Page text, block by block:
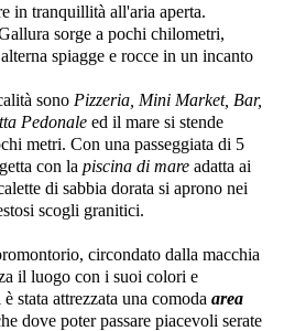
in tranquillità all'aria aperta.
sorge a pochi chilometri,
spiagge e rocce in un incanto
sono Pizzeria, Mini Market, Bar,
Pedonale ed il mare si stende
metri. Con una passeggiata di 5
con la piscina di mare adatta ai
di sabbia dorata si aprono nei
scogli granitici.
circondato dalla macchia
il luogo con i suoi colori e
stata attrezzata una comoda area
dove poter passare piacevoli serate